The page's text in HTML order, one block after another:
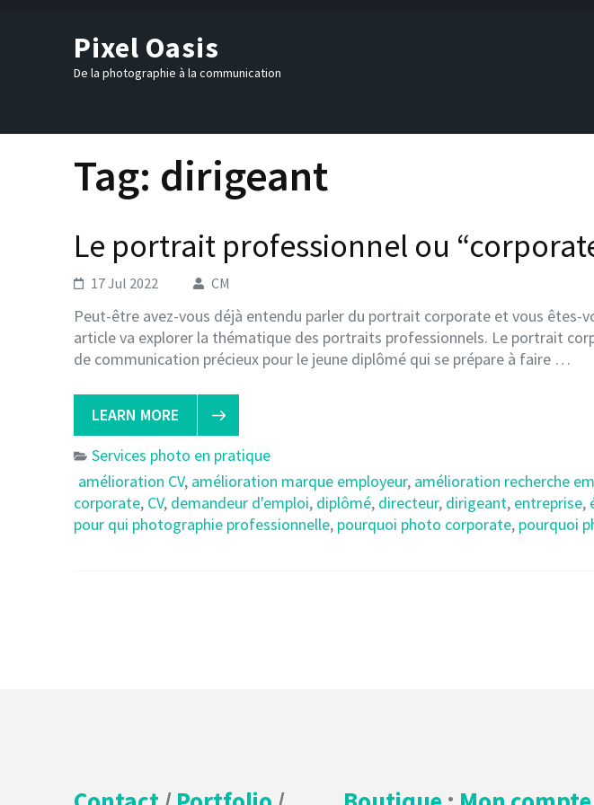
Pixel Oasis
De la photographie à la communication
Tag: dirigeant
Le portrait professionnel ou
17 Jul 2022 CM
Peut-être avez-vous déjà entendu parler du portrait corporate et vous êtes-
article va explorer la thématique des portraits professionnels. Le portrait
de communication précieux pour le jeune diplômé qui se prépare à faire …
LEARN MORE
Services photo en pratique
amélioration CV, amélioration marque employeur, amélioration recherche
corporate, CV, demandeur d'emploi, diplômé, directeur, dirigeant, entreprise,
pour qui photographie professionnelle, pourquoi photo corporate, pourquoi